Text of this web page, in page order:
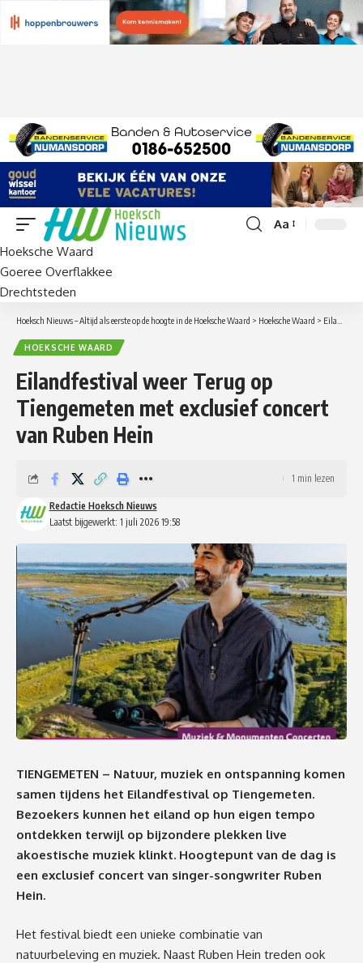
Lettergrootte
Aa
Hoeksche Waard
Goeree Overflakkee
Drechtsteden
Hoeksch Nieuws – Altijd als eerste op de hoogte in de Hoeksche Waard > Hoeksche Waard > Eilandfestival weer Terug op Tiengemeten met exclusief concert van Ruben Hein
HOEKSCHE WAARD
Eilandfestival weer Terug op
Tiengemeten met exclusief concert
van Ruben Hein
Laatst bijgewerkt: 1 juli 2026 19:58
Redactie Hoeksch Nieuws
1 min lezen
TIENGEMETEN – Natuur, muziek en ontspanning komen
samen tijdens het Eilandfestival op Tiengemeten.
Bezoekers kunnen het eiland op hun eigen tempo
ontdekken terwijl op bijzondere plekken live
akoestische muziek klinkt. Hoogtepunt van de dag is
een exclusief concert van singer-songwriter Ruben
Hein.
Het festival biedt een unieke combinatie van
natuurbeleving en muziek. Naast Ruben Hein treden ook